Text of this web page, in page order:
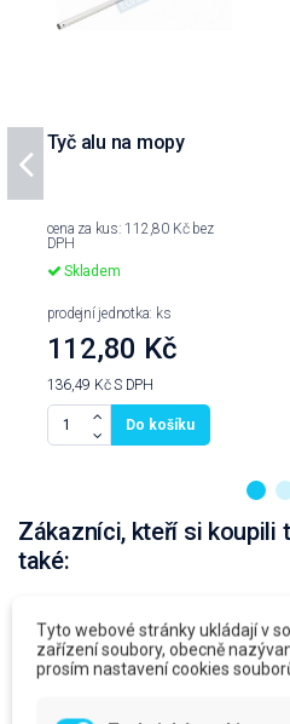
Tyč alu na mopy
cena za kus: 112,80 Kč bez
DPH
Skladem
prodejní jednotka: ks
112,80 Kč
136,49 KčS DPH
Do košíku
Zákazníci, kteří si koupili
také:
Tyto webové stránky ukládají v
zařízení soubory, obecně
prosím nastavení cookies